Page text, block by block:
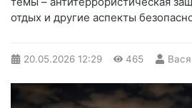
отдых и другие аспекты
20.05.2026 12:29 465